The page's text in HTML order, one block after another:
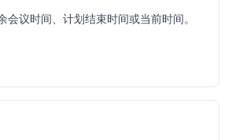
会议时间、计划结束时间或当前时间。